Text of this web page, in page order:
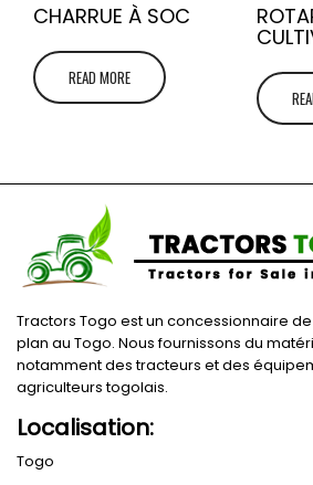
CHARRUE À SOC
READ MORE
Tractors Togo est un concessionnaire
plan au Togo. Nous fournissons du
notamment des tracteurs et des
agriculteurs togolais.
Localisation:
Togo